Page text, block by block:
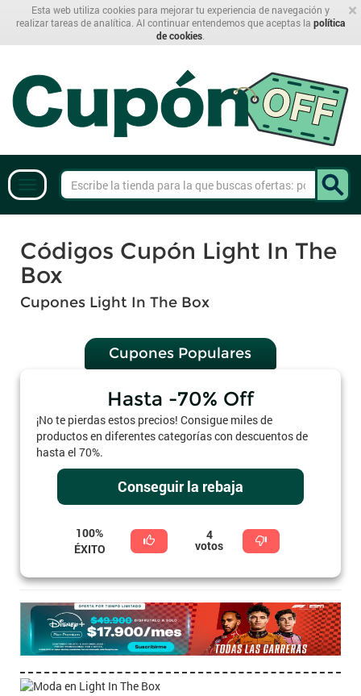
×
Esta web utiliza cookies para mejorar tu experiencia de navegación y
realizar tareas de analítica. Al continuar entendemos que aceptas la política
de cookies
Códigos Cupón Light In The
Box
Cupones Light In The Box
Cupones Populares
Hasta -70% Off
¡No te pierdas estos precios! Consigue miles de
productos en diferentes categorías con descuentos de
hasta el 70%.
Conseguir la rebaja
100%
ÉXITO
4
votos